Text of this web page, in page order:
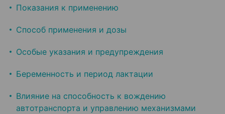
Показания к применению
Способ применения и дозы
Особые указания и предупреждения
Беременность и период лактации
Влияние на способность к вождению
автотранспорта и управлению механизмами